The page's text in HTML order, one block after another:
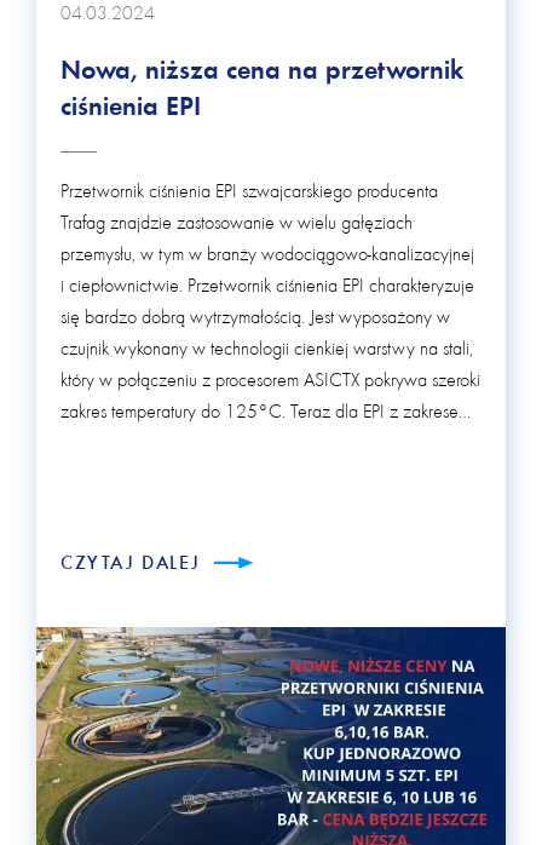
04.03.2024
Nowa, niższa cena na przetwornik
ciśnienia EPI
Przetwornik ciśnienia EPI szwajcarskiego producenta
Trafag znajdzie zastosowanie w wielu gałęziach
przemysłu, w tym w branży wodociągowo-kanalizacyjnej
i ciepłownictwie. Przetwornik ciśnienia EPI charakteryzuje
się bardzo dobrą wytrzymałością. Jest wyposażony w
czujnik wykonany w technologii cienkiej warstwy na stali,
który w połączeniu z procesorem ASICTX pokrywa szeroki
zakres temperatury do 125°C. Teraz dla EPI z zakresem
CZYTAJ DALEJ